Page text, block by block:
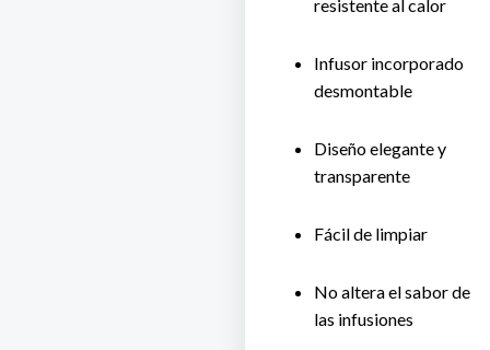
resistente al calor
Infusor incorporado
desmontable
Diseño elegante y
transparente
Fácil de limpiar
No altera el sabor de
las infusiones